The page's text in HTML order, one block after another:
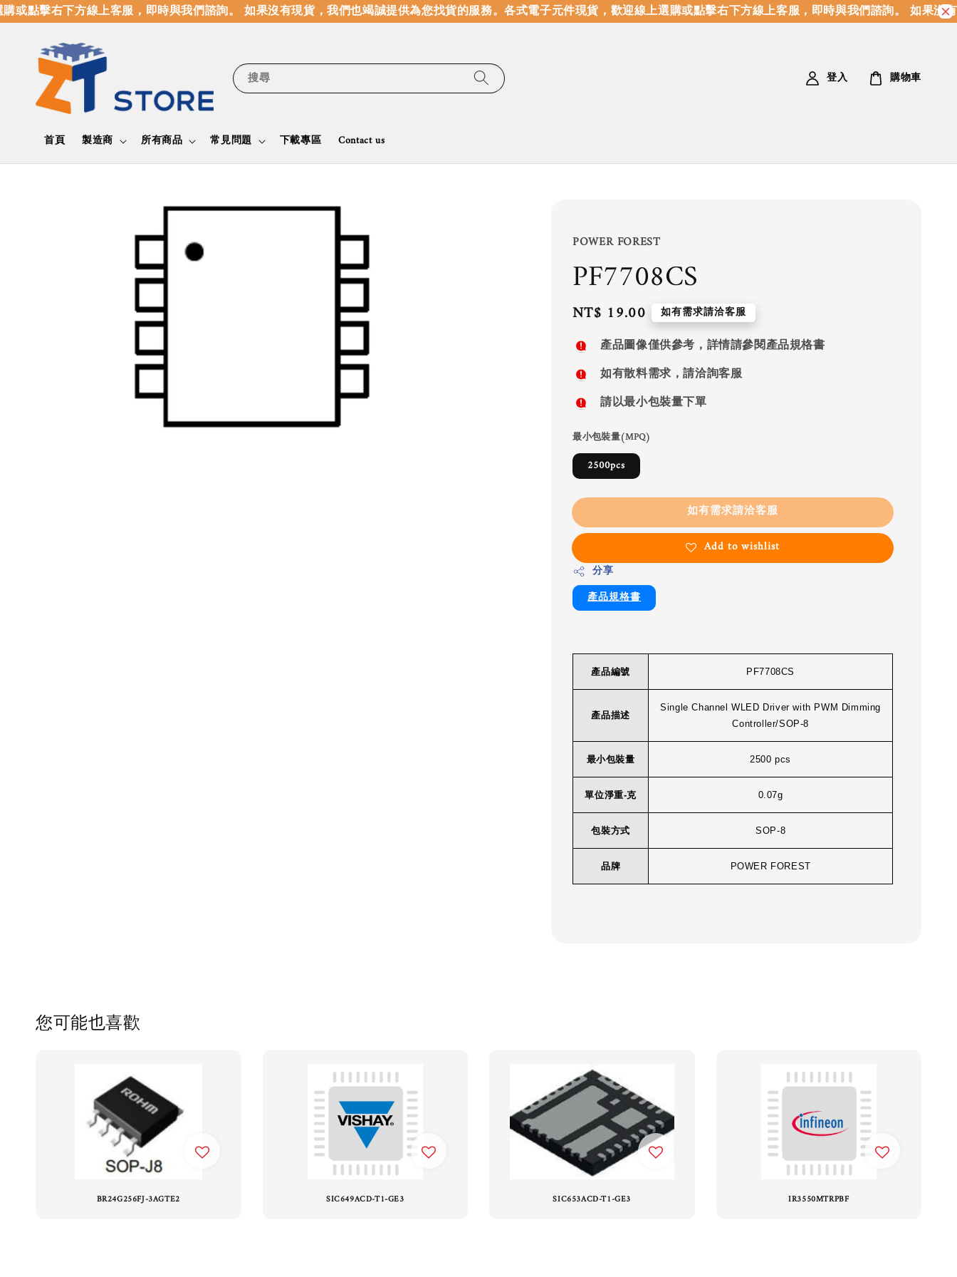
點擊右下方線上客服，即時與我們諮詢。 如果沒有現貨，我們也竭誠提供為您找貨的服務。各式電子元件現貨，歡迎線上選購或點擊右下方線上客服，即時與我們諮詢。 如果沒有
搜尋
首頁 製造商 所有商品 常見問題 下載專區 Contact us
登入 購物車
POWER FOREST
PF7708CS
Regular
price
NT$ 19.00 如有需求請洽客服
產品圖像僅供參考，詳情請參閱產品規格書
如有散料需求，請洽詢客服
請以最小包裝量下單
最小包裝量(MPQ)
2500pcs
如有需求請洽客服
Add to wishlist
分享
產品規格書
產品編號 PF7708CS
產品描述
Single Channel WLED Driver with PWM Dimming
Controller/SOP-8
最小包裝量 2500 pcs
單位淨重-克 0.07g
包裝方式 SOP-8
品牌 POWER FOREST
您可能也喜歡
BR24G256FJ-3AGTE2 SIC649ACD-T1-GE3 SIC653ACD-T1-GE3 IR3550MTRPBF